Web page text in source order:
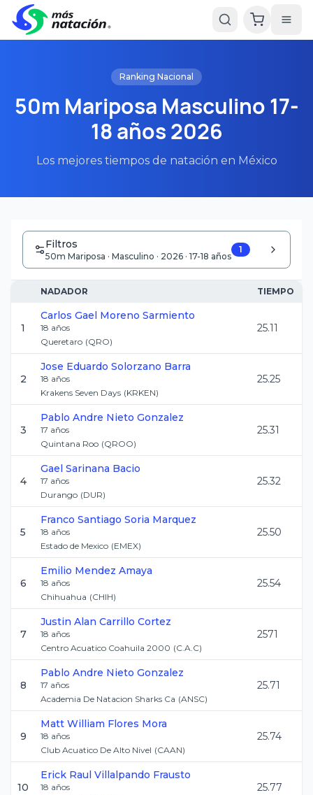
Ranking Nacional
50m Mariposa Masculino 17-
18 años 2026
Los mejores tiempos de natación en México
Filtros
50m Mariposa · Masculino · 2026 · 17-18 años
1
NADADOR TIEMPO
1
Carlos Gael Moreno Sarmiento
18 años
Queretaro (QRO)
25.11
2
Jose Eduardo Solorzano Barra
18 años
Krakens Seven Days (KRKEN)
25.25
3
Pablo Andre Nieto Gonzalez
17 años
Quintana Roo (QROO)
25.31
4
Gael Sarinana Bacio
17 años
Durango (DUR)
25.32
5
Franco Santiago Soria Marquez
18 años
Estado de Mexico (EMEX)
25.50
6
Emilio Mendez Amaya
18 años
Chihuahua (CHIH)
25.54
7
Justin Alan Carrillo Cortez
18 años
Centro Acuatico Coahuila 2000 (C.A.C)
2571
8
Pablo Andre Nieto Gonzalez
17 años
Academia De Natacion Sharks Ca (ANSC)
25.71
9
Matt William Flores Mora
18 años
Club Acuatico De Alto Nivel (CAAN)
25.74
10
Erick Raul Villalpando Frausto
18 años
25.77